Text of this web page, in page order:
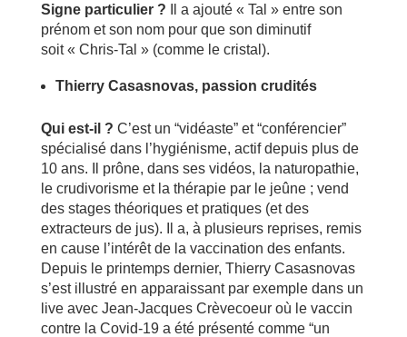
Signe particulier ? Il a ajouté « Tal » entre son
prénom et son nom pour que son diminutif
soit « Chris-Tal » (comme le cristal).
Thierry Casasnovas, passion crudités
Qui est-il ? C’est un “vidéaste” et “conférencier”
spécialisé dans l’hygiénisme, actif depuis plus de
10 ans. Il prône, dans ses vidéos, la naturopathie,
le crudivorisme et la thérapie par le jeûne ; vend
des stages théoriques et pratiques (et des
extracteurs de jus). Il a, à plusieurs reprises, remis
en cause l’intérêt de la vaccination des enfants.
Depuis le printemps dernier, Thierry Casasnovas
s’est illustré en apparaissant par exemple dans un
live avec Jean-Jacques Crèvecoeur où le vaccin
contre la Covid-19 a été présenté comme “un